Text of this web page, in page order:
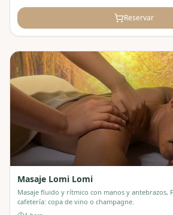
Reservar
Masaje Lomi Lomi
Masaje fluido y rítmico con manos y antebrazos,
cafetería: copa de vino o champagne.